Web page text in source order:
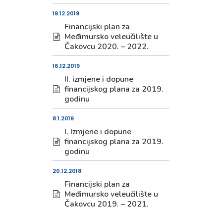
19.12.2019
Financijski plan za
Međimursko veleučilište u
Čakovcu 2020. – 2022.
16.12.2019
II. izmjene i dopune
financijskog plana za 2019.
godinu
8.1.2019
I. Izmjene i dopune
financijskog plana za 2019.
godinu
20.12.2018
Financijski plan za
Međimursko veleučilište u
Čakovcu 2019. – 2021.